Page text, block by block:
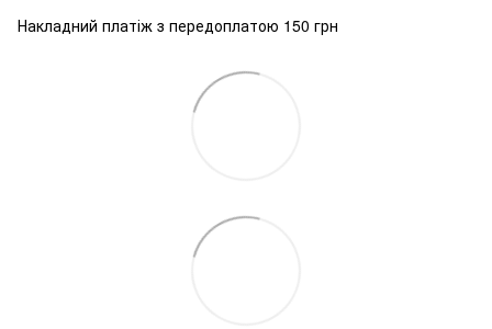
Накладний платіж з передоплатою 150 грн